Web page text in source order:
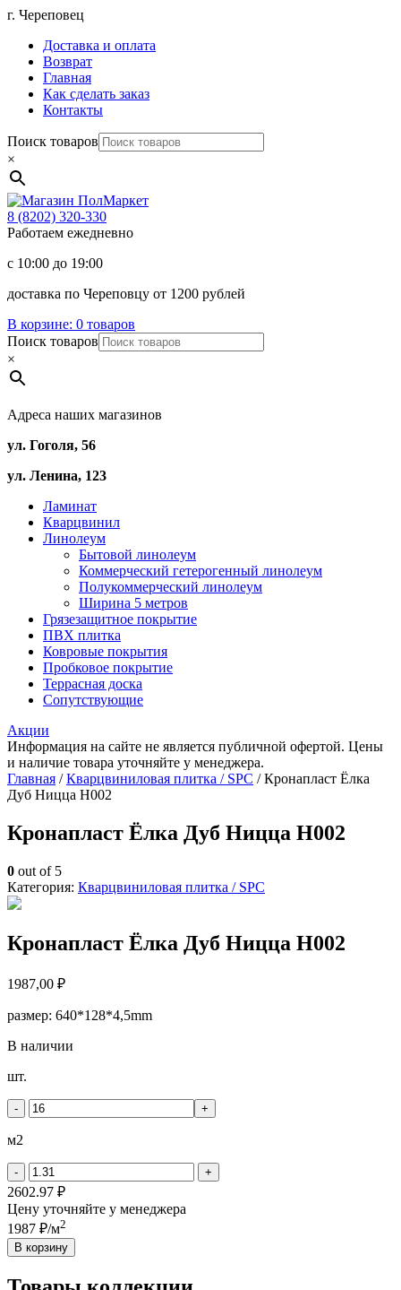
Перейти
содержимому
г. Череповец
Доставка и оплата
Возврат
Главная
Как сделать заказ
Контакты
Поиск товаров
×
Магазин
8 (8202) 320-330
Работаем ежедневно
с 10:00 до 19:00
доставка по Череповцу от 1200 рублей
В корзине: 0 товаров
Поиск товаров
×
Адреса наших магазинов
ул. Гоголя, 56
ул. Ленина, 123
Ламинат
Кварцвинил
Линолеум
Бытовой линолеум
Коммерческий гетерогенный линолеум
Полукоммерческий линолеум
Ширина 5 метров
Грязезащитное покрытие
ПВХ плитка
Ковровые покрытия
Пробковое покрытие
Террасная доска
Сопутствующие
Акции
Информация на сайте не является публичной офертой. Цены
и наличие товара уточняйте у менеджера.
Главная /Кварцвиниловая плитка / SPС / Кронапласт Ёлка
Дуб Ницца H002
Кронапласт Ёлка Дуб Ницца H002
0 out of 5
Категория: Кварцвиниловая плитка / SPС
Кронапласт Ёлка Дуб Ницца H002
1987,00 ₽
размер: 640*128*4,5mm
В наличии
Количество
Кронапласт
Дуб
H002
шт.
- +
м2
- +
2602.97 ₽
Цену уточняйте у менеджера
1987 ₽/м2
В корзину